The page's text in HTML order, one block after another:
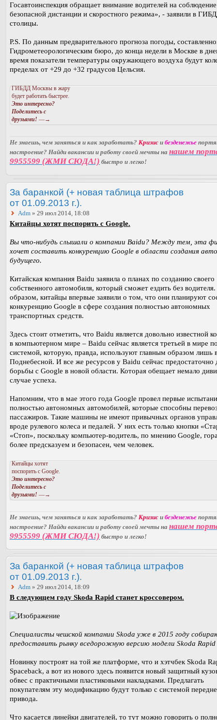
Госавтоинспекция обращает внимание водителей на соблюдение
безопасной дистанции и скоростного режима», - заявили в
столицы.
P.S. По данным предварительного прогноза погоды,
Гидрометеорологическим бюро, до конца недели в Москве в
время показатели температуры окружающего воздуха будут
пределах от +29 до +32 градусов Цельсия.
ГИБДД Москвы в жару
будет работать быстрее.
Это интересно?
Поделитесь с
друзьями! —→
Не знаешь, чем заняться и как заработать? Кризис и безденежье
настроение? Найди вакансии и работу своей мечты на нашем
9955599 (ЖМИ СЮДА!) быстро и легко!
За баранкой (+ новая таблица штрафов
от 01.09.2013 г.).
Adm » 29 июл 2014, 18:08
Китайцы хотят поспорить с Google.
Вы что-нибудь слышали о компании Baidu? Между тем, эта
хочет составить конкуренцию Google в области создания
будущего.
Китайская компания Baidu заявила о планах по созданию своего
собственного автомобиля, который сможет ездить без
образом, китайцы впервые заявили о том, что они планируют
конкуренцию Google в сфере создания полностью автономных
транспортных средств.
Здесь стоит отметить, что Baidu является довольно известной
в компьютерном мире – Baidu сейчас является третьей в мире
системой, которую, правда, используют главным образом лишь
Поднебесной. И все же ресурсов у Baidu сейчас предостаточно
борьбы с Google в новой области. Которая обещает немало
случае успеха.
Напомним, что в мае этого года Google провел первые
полностью автономных автомобилей, которые способны
пассажиров. Такие машины не имеют привычных органов
вроде рулевого колеса и педалей. У них есть только кнопки
«Стоп», поскольку компьютер-водитель, по мнению Google,
более предсказуем и безопасен, чем человек.
Китайцы хотят
поспорить с Google.
Это интересно?
Поделитесь с
друзьями! —→
Не знаешь, чем заняться и как заработать? Кризис и безденежье
настроение? Найди вакансии и работу своей мечты на нашем
9955599 (ЖМИ СЮДА!) быстро и легко!
За баранкой (+ новая таблица штрафов
от 01.09.2013 г.).
Adm » 29 июл 2014, 18:09
В следующем году Skoda Rapid станет кроссовером.
Специалисты чешской компании Skoda уже в 2015 году
предоставить рынку вседорожную версию модели Skoda Rapid
Новинку построят на той же платформе, что и хэтчбек Skoda
Spaceback, а вот из нового здесь появится новый защитный
обвес с практичными пластиковыми накладками. Предлагать
покупателям эту модификацию будут только с системой
привода.
Что касается линейки двигателей, то тут можно говорить о